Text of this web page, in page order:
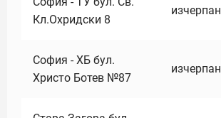
Кл.Охридски 8
изчерпан
София - ХБ бул.
Христо Ботев №87
изчерпан